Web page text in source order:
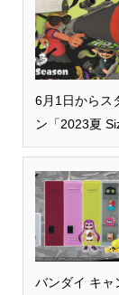
6月1日からス
ン「2023夏
バンダイ キャ